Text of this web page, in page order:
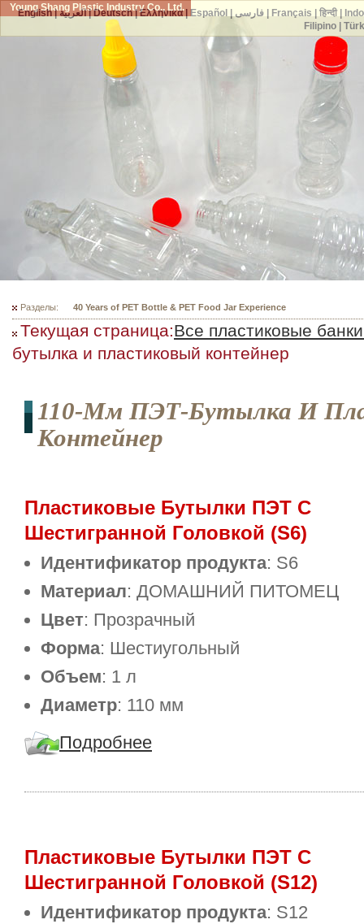
Young Shang Plastic Industry Co., Ltd.
Разделы: 300 Mould Selections For Your PET Bottles
Текущая страница:Все пластиковые
бутылка и пластиковый контейнер
110-Мм ПЭТ-Бутылка И
Контейнер
Пластиковые Бутылки ПЭТ С
Шестигранной Головкой (S6)
Идентификатор продукта: S6
Материал: ДОМАШНИЙ ПИТОМЕЦ
Цвет: Прозрачный
Форма: Шестиугольный
Объем: 1 л
Диаметр: 110 мм
Подробнее
Пластиковые Бутылки ПЭТ С
Шестигранной Головкой (S12)
Идентификатор продукта: S12
English|العربية|Deutsch|Ελληνικά| Español فارسی| Français हिन्दी|
Filipino|